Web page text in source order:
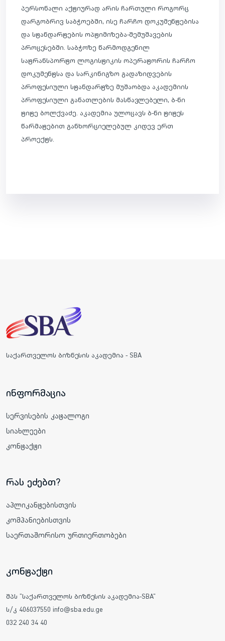
პერსონალი აქტიურად არის ჩართული როგორც
დარგობრივ საბჭოებში, ისე ჩარჩო დოკუმენტებისა
და სტანდარტების ოპტიმიზება-შემუშავების
პროცესებში. საბჭოზე წარმოდგენილ
სატრანსპორტო ლოგისტიკის ოპერატორის ჩარჩო
დოკუმენტსა და სარკინიგზო გადაზიდვების
პროფესიული სტანდარტზე მუშაობდა აკადემიის
პროფესიული განათლების მასწავლებელი, ბ-ნი
ტიტე ბოლქვაძე. აკადემია ულოცავს ბ-ნი ტიტეს
წარმატებით განხორციელებულ კიდევ ერთ
პროექტს.
საქართველოს ბიზნესის აკადემია - SBA
ინფორმაცია
სერვისების კატალოგი
სიახლეები
კონტაქტი
რას ეძებთ?
აპლიკანტებისთვის
კომპანიებისთვის
საერთაშორისო ურთიერთობები
კონტაქტი
შპს "საქართველოს ბიზნესის აკადემია-SBA"
ს/კ 406037550 info@sba.edu.ge
032 240 34 40